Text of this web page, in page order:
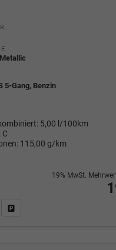
5-Gang, Benzin
5,00 l/100km
C
115,00 g/km
19% MwSt.
an
Fahrzeugexposé drucken